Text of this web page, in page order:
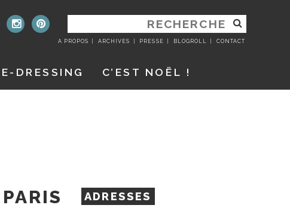
RECHERCHER
:
A PROPOS ARCHIVES PRESSE BLOGROLL CONTACT
DRESSING C’EST NOËL !
ADRESSES